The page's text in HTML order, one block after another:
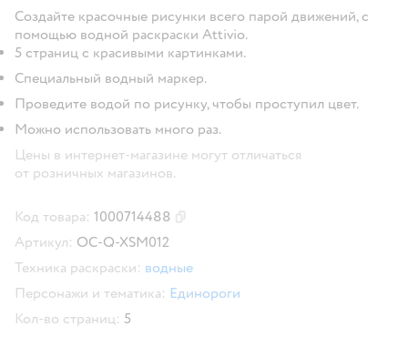
Создайте красочные рисунки всего парой движений, с
помощью водной раскраски Attivio.
5 страниц с красивыми картинками.
Специальный водный маркер.
Проведите водой по рисунку, чтобы проступил цвет.
Можно использовать много раз.
Цены в интернет-магазине могут отличаться
от розничных магазинов.
Код товара: 1000714488
Артикул: OC-Q-XSM012
Техника раскраски: водные
Персонажи и тематика: Единороги
Кол-во страниц: 5